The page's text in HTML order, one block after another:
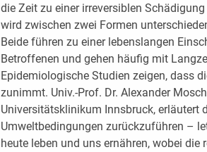
die Zeit zu einer irreversiblen
wird zwischen zwei Formen
Beide führen zu einer lebenslangen
Betroffenen und gehen häufig mit
Epidemiologische Studien zeigen, dass
zunimmt. Univ.-Prof. Dr. Alexander
Universitätsklinikum Innsbruck, erläutert
Umweltbedingungen zurückzuführen –
heute leben und uns ernähren, wobei